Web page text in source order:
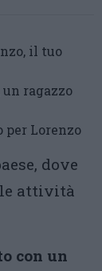
il tuo
un ragazzo
per Lorenzo
dove
attività
con un